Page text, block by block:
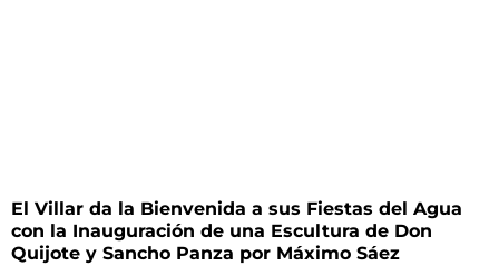
El Villar da la Bienvenida a sus Fiestas del Agua
con la Inauguración de una Escultura de Don
Quijote y Sancho Panza por Máximo Sáez